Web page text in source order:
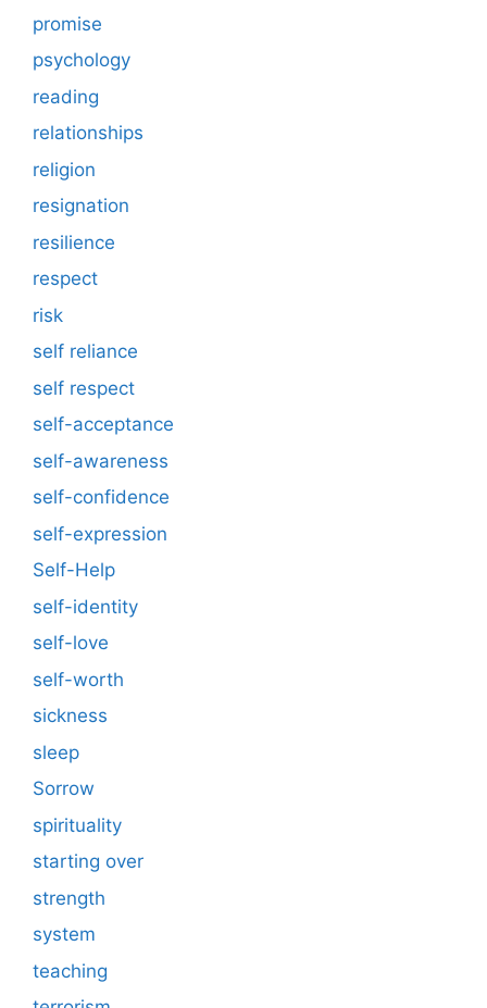
promise
psychology
reading
relationships
religion
resignation
resilience
respect
risk
self reliance
self respect
self-acceptance
self-awareness
self-confidence
self-expression
Self-Help
self-identity
self-love
self-worth
sickness
sleep
Sorrow
spirituality
starting over
strength
system
teaching